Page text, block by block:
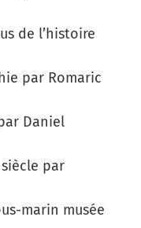
de l’histoire
par Romaric
Daniel
siècle par
marin musée